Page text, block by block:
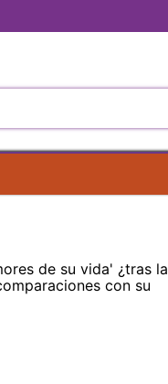
de su vida' ¿tras la
con su